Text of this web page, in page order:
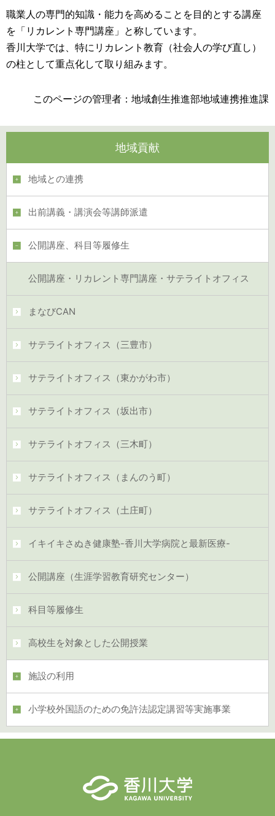
職業人の専門的知識・能力を高めることを目的とする講座
を「リカレント専門講座」と称しています。
香川大学では、特にリカレント教育（社会人の学び直し）
の柱として重点化して取り組みます。
このページの管理者：地域創生推進部地域連携推進課
地域貢献
地域との連携
出前講義・講演会等講師派遣
公開講座、科目等履修生
公開講座・リカレント専門講座・サテライトオフィス
まなびCAN
サテライトオフィス（三豊市）
サテライトオフィス（東かがわ市）
サテライトオフィス（坂出市）
サテライトオフィス（三木町）
サテライトオフィス（まんのう町）
サテライトオフィス（土庄町）
イキイキさぬき健康塾-香川大学病院と最新医療-
公開講座（生涯学習教育研究センター）
科目等履修生
高校生を対象とした公開授業
施設の利用
小学校外国語のための免許法認定講習等実施事業